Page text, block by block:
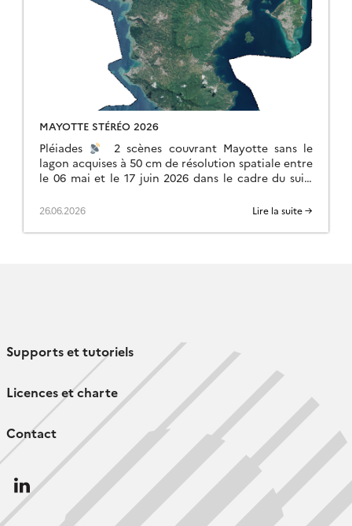
MAYOTTE STÉRÉO 2026
Pléiades
2 scènes couvrant Mayotte sans le
lagon acquises à 50 cm de résolution spatiale entre
le 06 mai et le 17 juin 2026 dans le cadre du suivi
26.06.2026 Lire la suite →
Supports et tutoriels
Licences et charte
Contact
Follow
us